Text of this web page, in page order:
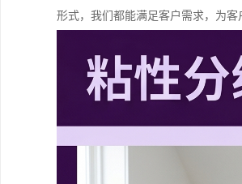
形式，我们都能满足客户需求，为客